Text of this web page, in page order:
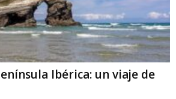
Ibérica: un viaje de